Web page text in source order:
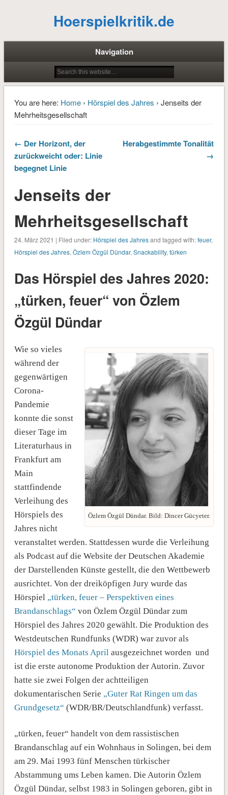
Hoerspielkritik.de
Navigation
You are here: Home› Hörspiel des Jahres › Jenseits der
Mehrheitsgesellschaft
← Der Horizont, der
zurückweicht oder: Linie
begegnet Linie
Herabgestimmte Tonalität
→
Jenseits der
Mehrheitsgesellschaft
24. März 2021 | Filed under: Hörspiel des Jahresand tagged with:feuer,
Hörspiel des Jahres, Özlem Özgül Dündar, Snackability, türken
Das Hörspiel des Jahres 2020:
„türken, feuer“ von Özlem
Özgül Dündar
Özlem Özgül Dündar. Bild: Dincer Gücyeter.
Wie so vieles
während der
gegenwärtigen
Corona-
Pandemie
konnte die sonst
dieser Tage im
Literaturhaus in
Frankfurt am
Main
stattfindende
Verleihung des
Hörspiels des
Jahres nicht
veranstaltet werden. Stattdessen wurde die Verleihung
als Podcast auf die Website der Deutschen Akademie
der Darstellenden Künste gestellt, die den Wettbewerb
ausrichtet. Von der dreiköpfigen Jury wurde das
Hörspiel „türken, feuer – Perspektiven eines
Brandanschlags“ von Özlem Özgül Dündar zum
Hörspiel des Jahres 2020 gewählt. Die Produktion des
Westdeutschen Rundfunks (WDR) war zuvor als
Hörspiel des Monats Aprilausgezeichnet worden und
ist die erste autonome Produktion der Autorin. Zuvor
hatte sie zwei Folgen der achtteiligen
dokumentarischen Serie „Guter Rat Ringen um das
Grundgesetz“ (WDR/BR/Deutschlandfunk) verfasst.
„türken, feuer“ handelt von dem rassistischen
Brandanschlag auf ein Wohnhaus in Solingen, bei dem
am 29. Mai 1993 fünf Menschen türkischer
Abstammung ums Leben kamen. Die Autorin Özlem
Özgül Dündar, selbst 1983 in Solingen geboren, gibt in